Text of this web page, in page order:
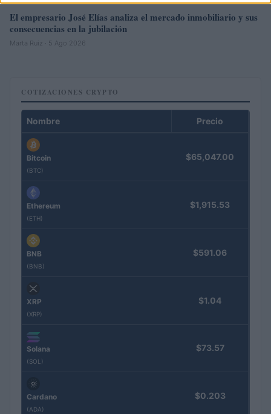
El empresario José Elías analiza el mercado inmobiliario y sus
consecuencias en la jubilación
Marta Ruiz · 5 Ago 2026
COTIZACIONES CRYPTO
Nombre Precio
Bitcoin
(BTC)
$65,047.00
Ethereum
(ETH)
$1,915.53
BNB
(BNB)
$591.06
XRP
(XRP)
$1.04
Solana
(SOL)
$73.57
Cardano
(ADA)
$0.203